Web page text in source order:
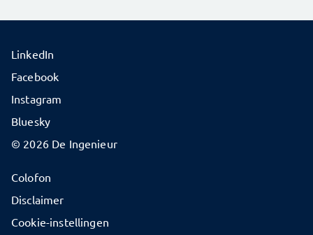
© 2026 De Ingenieur
Colofon
Disclaimer
Cookie-instellingen
LinkedIn
Facebook
Instagram
Bluesky